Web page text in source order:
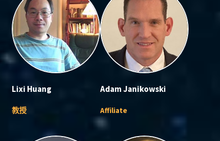
Lixi Huang
教授
Adam Janikowski
Affiliate